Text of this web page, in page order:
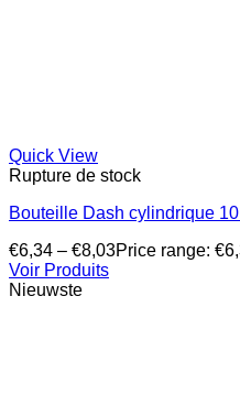
Quick View
Rupture de stock
Bouteille Dash cylindrique 10
€6,34 – €8,03Price range:
Voir Produits
Nieuwste